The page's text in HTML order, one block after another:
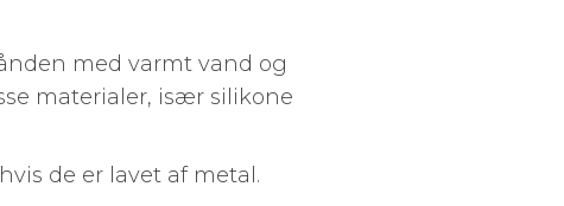
med varmt vand og
materialer, især silikone
de er lavet af metal.